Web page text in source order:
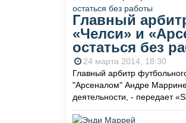
Главный
«Челси» и
остаться без
24 марта 2014, 18:30
Главный арбитр
"Арсеналом" Андре
деятельности, - передает